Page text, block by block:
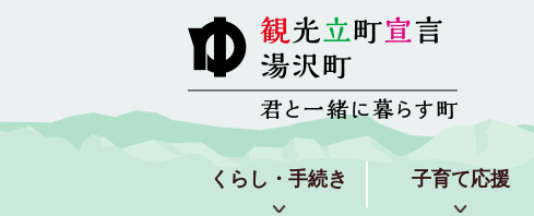
くらし・手続き 子育て応援